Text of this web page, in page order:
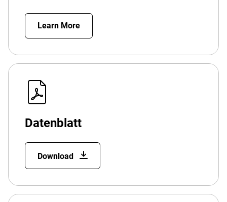
Learn More
Datenblatt
Download